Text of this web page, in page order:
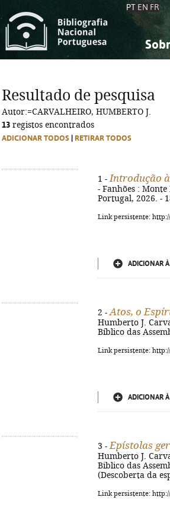
PT EN FR
Arte,
Arte,
Resultado de pesquisa
Autor:=CARVALHEIRO, HUMBERTO J.
13 registos encontrados
ADICIONAR TODOS RETIRAR TODOS
1 - Introdução
- Fanhões :
Portugal, 2026. -
Link persistente:
ADICIONAR
2 - Atos, o
Humberto J.
Bíblico das
Link persistente:
ADICIONAR
3 - Epístolas
Humberto J.
Biblico das
(Descoberta da
Link persistente: